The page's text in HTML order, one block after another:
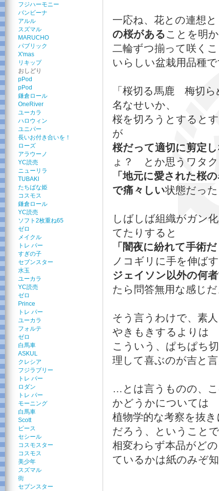
フジハーモニー
バンビーナ
アルル
スズマル
MARUCHO
パブリック
X'mas
リキップ
おしどり
pPod
pPod
鎌倉ロール
OneRiver
ユーカラ
ハロウィン
ユニパー
長いお付き合いを！
ローズ
アラウーノ
YC読売
ニューリラ
TUBAKI
たちばな姫
コスモス
鎌倉ロール
YC読売
ソフト2枚重ね65
ゼロ
メイクル
トレ パー
すぎの子
セブンスター
水玉
ユーカラ
YC読売
ゼロ
Prince
トレ パー
ユーカラ
フォルテ
ゼロ
白馬車
ASKUL
クレシア
フジラブリー
トレ パー
ロダン
トレ パー
モーニング
白馬車
Scott
ピース
セシール
コスモスター
コスモス
美少年
スズマル
街
セブンスター
一応ね、花との連想
の桜がある ことを明
二輪ずつ揃って咲く
いらしい盆栽用品種
「桜切る馬鹿 梅切
名なせいか、
桜を切ろうとすると
が
桜だって適切に剪定
ょ？ とか思うワタ
「地元に愛された桜
で痛々しい状態だっ
しばしば組織がガン
てたりすると
「闇夜に紛れて手術
ノコギリに手を伸ば
ジェイソン以外の何
たら問答無用な感じ
そう言うわけで、素
やきもきするよりは
こういう、ぱちぱち
理して喜ぶのが吉と
…とは言うものの、
かどうかについては
植物学的な考察を抜
だろう、ということで
相変わらず本品がど
ているかは紙のみぞ